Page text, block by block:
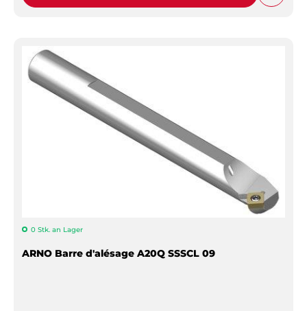
0 Stk. an Lager
ARNO Barre d'alésage A20Q SSSCL 09